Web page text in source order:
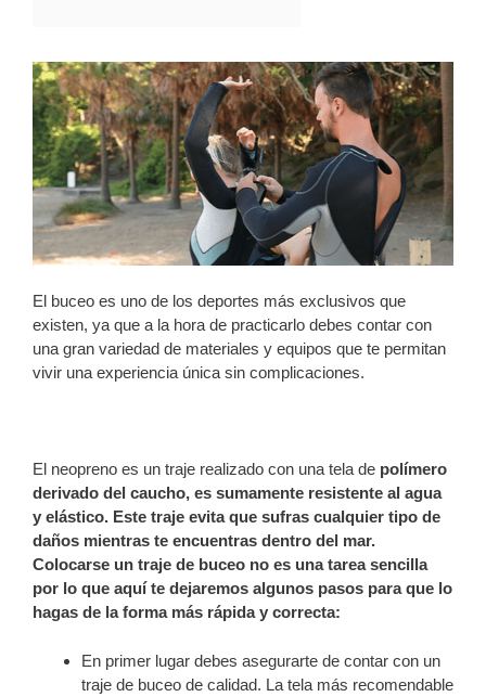
El buceo es uno de los deportes más exclusivos que
existen, ya que a la hora de practicarlo debes contar con
una gran variedad de materiales y equipos que te permitan
vivir una experiencia única sin complicaciones.
El neopreno es un traje realizado con una tela de polímero
derivado del caucho, es sumamente resistente al agua
y elástico. Este traje evita que sufras cualquier tipo de
daños mientras te encuentras dentro del mar.
Colocarse un traje de buceo no es una tarea sencilla
por lo que aquí te dejaremos algunos pasos para que lo
hagas de la forma más rápida y correcta:
En primer lugar debes asegurarte de contar con un
traje de buceo de calidad. La tela más recomendable